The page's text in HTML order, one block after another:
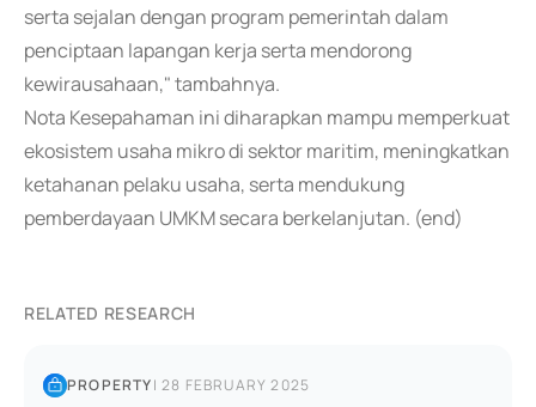
serta sejalan dengan program pemerintah dalam
penciptaan lapangan kerja serta mendorong
kewirausahaan," tambahnya.
Nota Kesepahaman ini diharapkan mampu memperkuat
ekosistem usaha mikro di sektor maritim, meningkatkan
ketahanan pelaku usaha, serta mendukung
pemberdayaan UMKM secara berkelanjutan. (end)
RELATED RESEARCH
PROPERTY|28 FEBRUARY 2025